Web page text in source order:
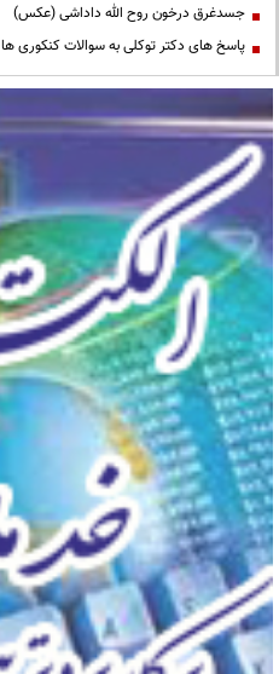
جسدغرق درخون روح الله داداشی (عکس)
پاسخ های دکتر توکلی به سوالات کنکوری ها